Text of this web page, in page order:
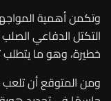
وتكمن أهمية
التكتل الدفاعي
خطيرة، وهو ما يتطلب
ومن المتوقع أن تلعب